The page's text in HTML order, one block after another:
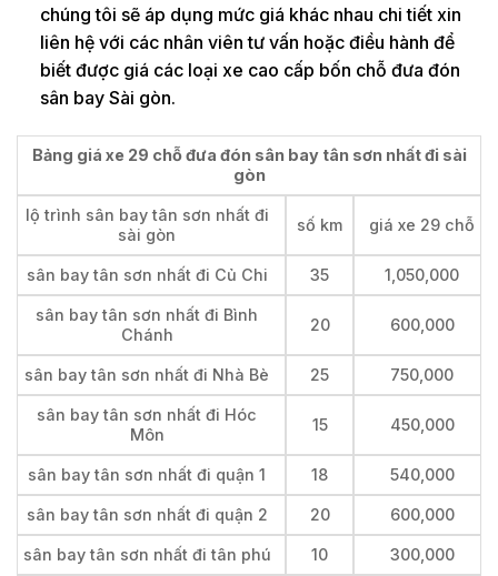
chúng tôi sẽ áp dụng mức giá khác nhau chi tiết xin
liên hệ với các nhân viên tư vấn hoặc điều hành để
biết được giá các loại xe cao cấp bốn chỗ đưa đón
sân bay Sài gòn.
Bảng giá xe 29 chỗ đưa đón sân bay tân sơn nhất đi sài
gòn
lộ trình sân bay tân sơn nhất đi
sài gòn
số km giá xe 29 chỗ
sân bay tân sơn nhất đi Củ Chi 35 1,050,000
sân bay tân sơn nhất đi Bình
Chánh
20 600,000
sân bay tân sơn nhất đi Nhà Bè 25 750,000
sân bay tân sơn nhất đi Hóc
Môn
15 450,000
sân bay tân sơn nhất đi quận 1 18 540,000
sân bay tân sơn nhất đi quận 2 20 600,000
sân bay tân sơn nhất đi tân phú 10 300,000